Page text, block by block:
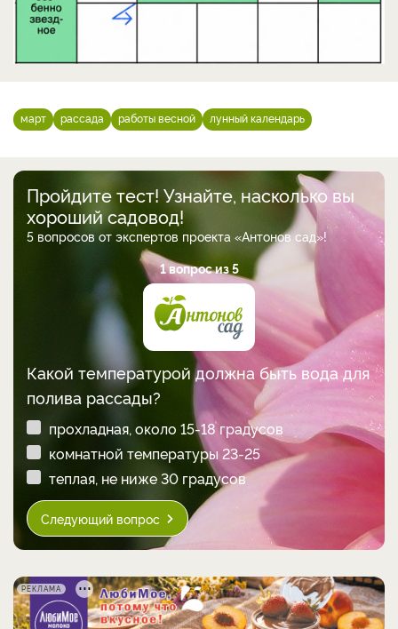
март рассада работы весной лунный календарь
Пройдите тест! Узнайте, насколько вы
хороший садовод!
5 вопросов от экспертов проекта «Антонов сад»!
1 вопрос из 5
Какой температурой должна быть вода для
полива рассады?
прохладная, около 15-18 градусов
комнатной температуры 23-25
теплая, не ниже 30 градусов
Следующий вопрос
РЕКЛАМА